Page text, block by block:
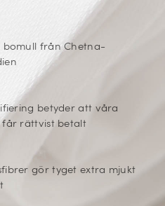
bomull från Chetna-
betyder att våra
får rättvist betalt
gör tyget extra mjukt